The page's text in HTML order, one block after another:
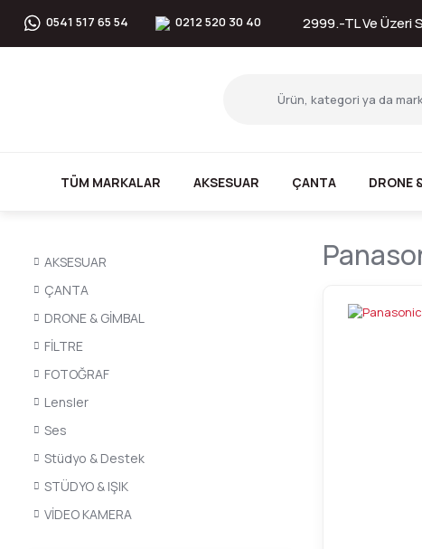
0541 517 65 54 0212 520 30 40 2999.-TL Ve Üzeri
TÜM MARKALAR AKSESUAR ÇANTA DRONE
AKSESUAR
ÇANTA
DRONE & GİMBAL
FİLTRE
FOTOĞRAF
Lensler
Ses
Stüdyo & Destek
STÜDYO & IŞIK
VİDEO KAMERA